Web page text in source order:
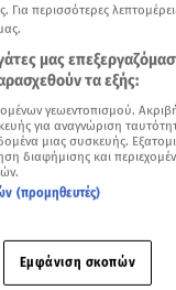
Μόλις
άρχισε τα
Για περισσότερες
μας
τα εξής:
γεωεντοπισμού.
για αναγνώριση
μιας συσκευής.
διαφήμισης και
(προμηθευτές)
Εμφάνιση σκοπών